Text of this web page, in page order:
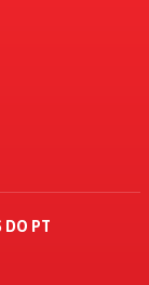
DO PT